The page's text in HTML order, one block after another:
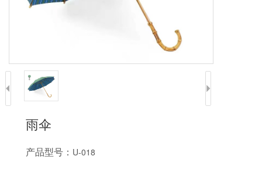
雨伞
产品型号： U-018